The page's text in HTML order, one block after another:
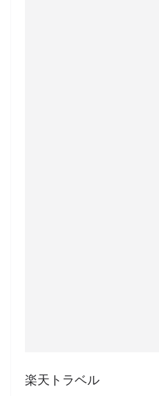
楽天トラベル